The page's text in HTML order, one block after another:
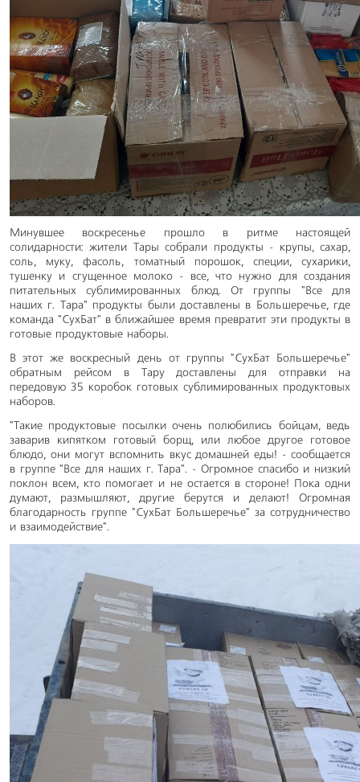
Минувшее воскресенье прошло в ритме настоящей
солидарности: жители Тары собрали продукты - крупы, сахар,
соль, муку, фасоль, томатный порошок, специи, сухарики,
тушенку и сгущенное молоко - все, что нужно для создания
питательных сублимированных блюд. От группы "Все для
наших г. Тара" продукты были доставлены в Большеречье, где
команда "СухБат" в ближайшее время превратит эти продукты в
готовые продуктовые наборы.
В этот же воскресный день от группы "СухБат Большеречье"
обратным рейсом в Тару доставлены для отправки на
передовую 35 коробок готовых сублимированных продуктовых
наборов.
"Такие продуктовые посылки очень полюбились бойцам, ведь
заварив кипятком готовый борщ, или любое другое готовое
блюдо, они могут вспомнить вкус домашней еды! - сообщается
в группе "Все для наших г. Тара". - Огромное спасибо и низкий
поклон всем, кто помогает и не остается в стороне! Пока одни
думают, размышляют, другие берутся и делают! Огромная
благодарность группе "СухБат Большеречье" за сотрудничество
и взаимодействие".